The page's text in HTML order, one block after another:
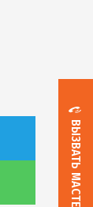
ВЫЗВАТЬ МАСТЕРА